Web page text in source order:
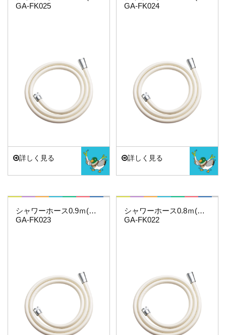
GA-FK025
詳しく見る
GA-FK024
詳しく見る
これカモ・・・
シャワーホース0.9ｍ(アイボリー)
GA-FK023
これカモ・・・
シャワーホース0.8ｍ(アイボリー)
GA-FK022